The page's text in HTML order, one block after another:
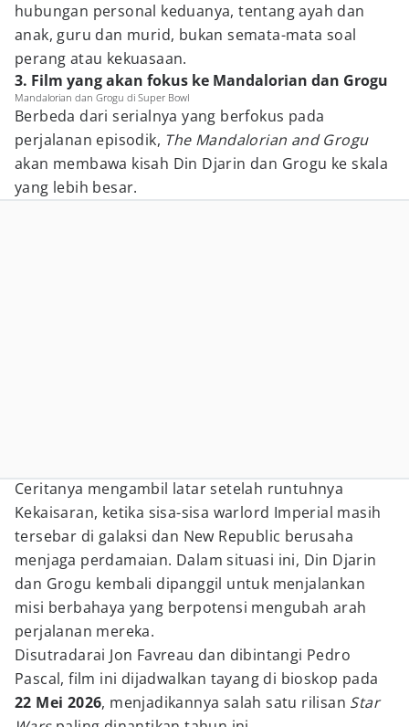
hubungan personal keduanya, tentang ayah dan
anak, guru dan murid, bukan semata-mata soal
perang atau kekuasaan.
3. Film yang akan fokus ke Mandalorian dan Grogu
Mandalorian dan Grogu di Super Bowl
Berbeda dari serialnya yang berfokus pada
perjalanan episodik, The Mandalorian and Grogu
akan membawa kisah Din Djarin dan Grogu ke skala
yang lebih besar.
Ceritanya mengambil latar setelah runtuhnya
Kekaisaran, ketika sisa-sisa warlord Imperial masih
tersebar di galaksi dan New Republic berusaha
menjaga perdamaian. Dalam situasi ini, Din Djarin
dan Grogu kembali dipanggil untuk menjalankan
misi berbahaya yang berpotensi mengubah arah
perjalanan mereka.
Disutradarai Jon Favreau dan dibintangi Pedro
Pascal, film ini dijadwalkan tayang di bioskop pada
22 Mei 2026, menjadikannya salah satu rilisan Star